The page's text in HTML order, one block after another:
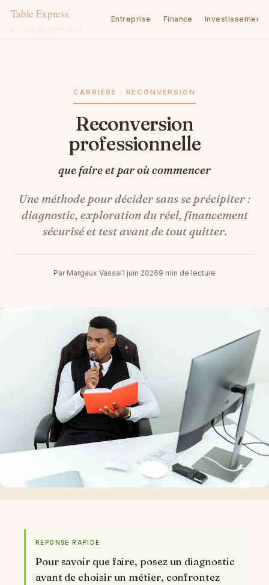
Entreprise Finance Investissement
CARRIÈRE · RECONVERSION
Reconversion
professionnelle
que faire et par où commencer
Une méthode pour décider sans se précipiter :
diagnostic, exploration du réel, financement
sécurisé et test avant de tout quitter.
Par Margaux Vassal1 juin 20269 min de lecture
RÉPONSE RAPIDE
Pour savoir que faire, posez un diagnostic
avant de choisir un métier, confrontez